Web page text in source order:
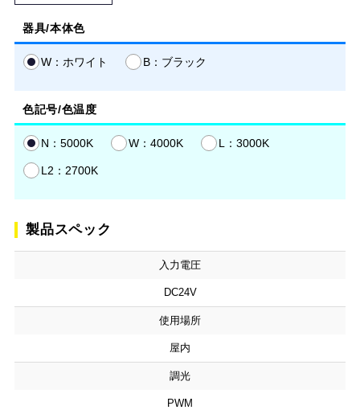
器具/本体色
W：ホワイト B：ブラック
色記号/色温度
N：5000K W：4000K L：3000K
L2：2700K
製品スペック
入力電圧
DC24V
使用場所
屋内
調光
PWM